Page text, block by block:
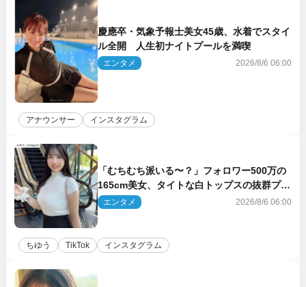
慶應卒・気象予報士美女45歳、水着でスタイ
ル全開 人生初ナイトプールを満喫
エンタメ 2026/8/6 06:00
アナウンサー インスタグラム
「むちむち派いる〜？」フォロワー500万の
165cm美女、タイトな白トップスの抜群プロ
ポーションにネット衝撃
エンタメ 2026/8/6 06:00
ちゆう TikTok インスタグラム